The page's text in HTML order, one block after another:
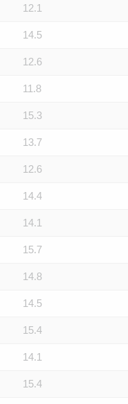
12.1
14.5
12.6
11.8
15.3
13.7
12.6
14.4
14.1
15.7
14.8
14.5
15.4
14.1
15.4